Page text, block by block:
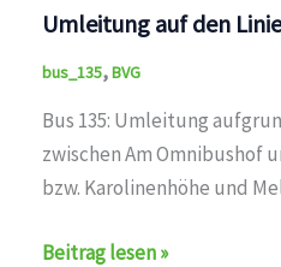
Umleitung auf den
bus_135,BVG
Bus 135: Umleitung
zwischen Am Omnibushof
bzw. Karolinenhöhe und
Umleitung
Beitrag lesen »